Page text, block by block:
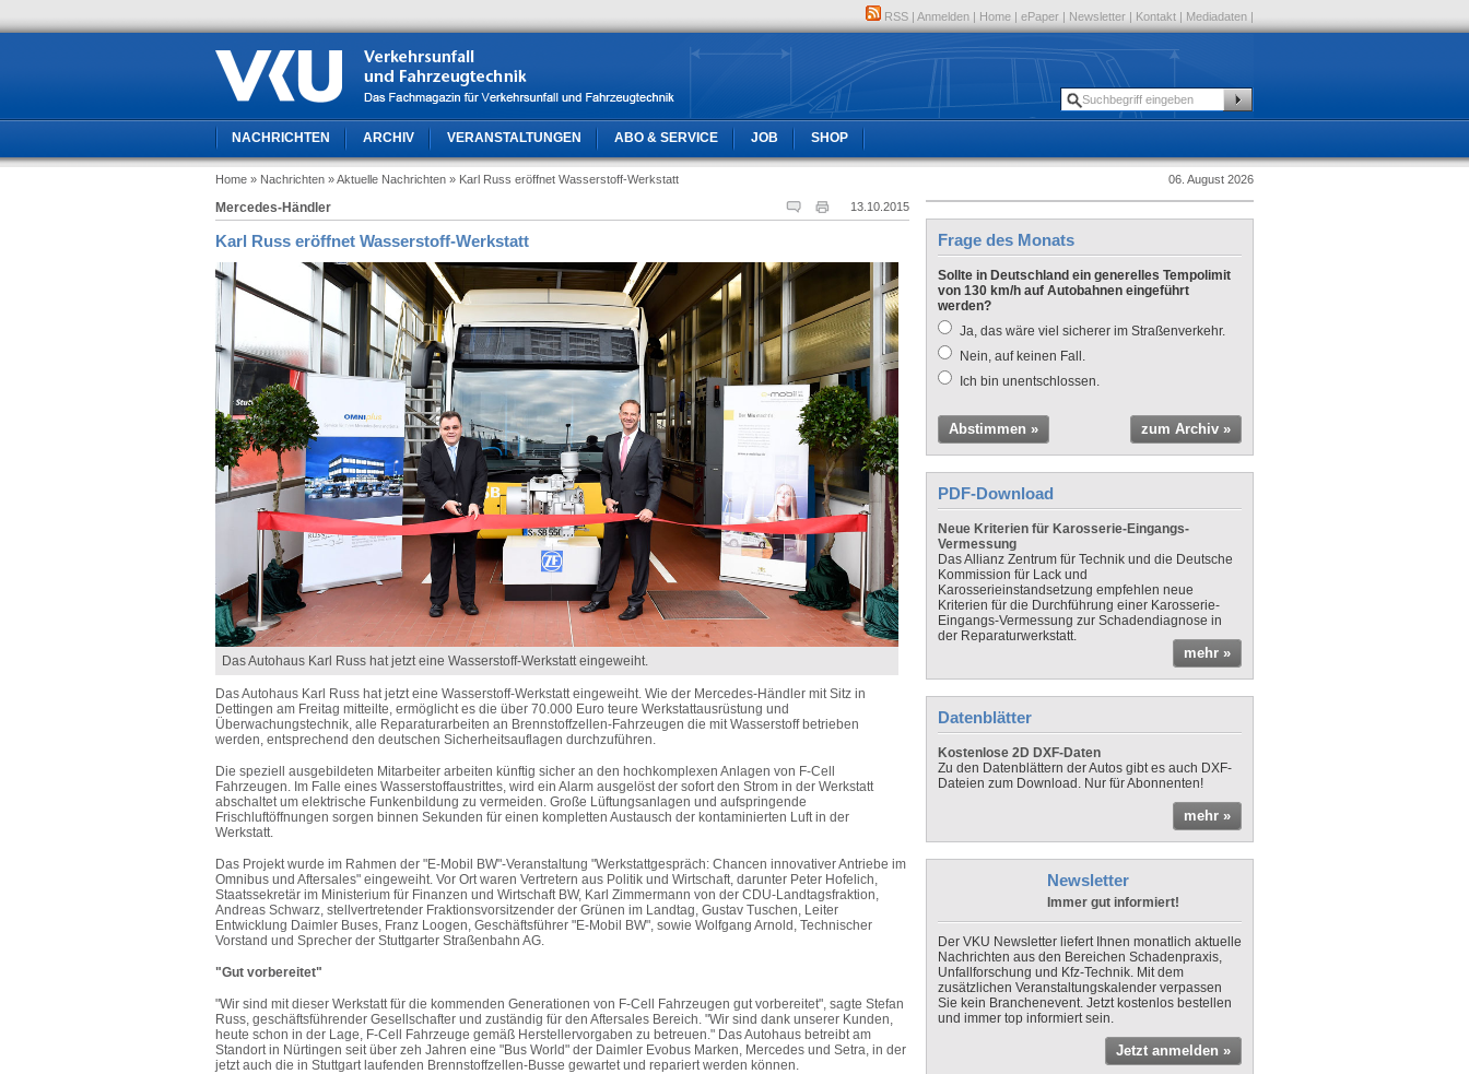
RSS | Anmelden | Home | ePaper | Newsletter | Kontakt | Mediadaten |
NACHRICHTEN ARCHIV VERANSTALTUNGEN ABO & SERVICE JOB SHOP
Home » Nachrichten » Aktuelle Nachrichten » Karl Russ eröffnet Wasserstoff-Werkstatt 06. August 2026
13.10.2015
Mercedes-Händler
Karl Russ eröffnet Wasserstoff-Werkstatt
Das Autohaus Karl Russ hat jetzt eine Wasserstoff-Werkstatt eingeweiht.
Das Autohaus Karl Russ hat jetzt eine Wasserstoff-Werkstatt eingeweiht. Wie der Mercedes-Händler mit Sitz in
Dettingen am Freitag mitteilte, ermöglicht es die über 70.000 Euro teure Werkstattausrüstung und
Überwachungstechnik, alle Reparaturarbeiten an Brennstoffzellen-Fahrzeugen die mit Wasserstoff betrieben
werden, entsprechend den deutschen Sicherheitsauflagen durchzuführen.
Die speziell ausgebildeten Mitarbeiter arbeiten künftig sicher an den hochkomplexen Anlagen von F-Cell
Fahrzeugen. Im Falle eines Wasserstoffaustrittes, wird ein Alarm ausgelöst der sofort den Strom in der Werkstatt
abschaltet um elektrische Funkenbildung zu vermeiden. Große Lüftungsanlagen und aufspringende
Frischluftöffnungen sorgen binnen Sekunden für einen kompletten Austausch der kontaminierten Luft in der
Werkstatt.
Das Projekt wurde im Rahmen der "E-Mobil BW"-Veranstaltung "Werkstattgespräch: Chancen innovativer Antriebe im
Omnibus und Aftersales" eingeweiht. Vor Ort waren Vertretern aus Politik und Wirtschaft, darunter Peter Hofelich,
Staatssekretär im Ministerium für Finanzen und Wirtschaft BW, Karl Zimmermann von der CDU-Landtagsfraktion,
Andreas Schwarz, stellvertretender Fraktionsvorsitzender der Grünen im Landtag, Gustav Tuschen, Leiter
Entwicklung Daimler Buses, Franz Loogen, Geschäftsführer "E-Mobil BW", sowie Wolfgang Arnold, Technischer
Vorstand und Sprecher der Stuttgarter Straßenbahn AG.
"Gut vorbereitet"
"Wir sind mit dieser Werkstatt für die kommenden Generationen von F-Cell Fahrzeugen gut vorbereitet", sagte Stefan
Russ, geschäftsführender Gesellschafter und zuständig für den Aftersales Bereich. "Wir sind dank unserer Kunden,
heute schon in der Lage, F-Cell Fahrzeuge gemäß Herstellervorgaben zu betreuen." Das Autohaus betreibt am
Standort in Nürtingen seit über zeh Jahren eine "Bus World" der Daimler Evobus Marken, Mercedes und Setra, in der
jetzt auch die in Stuttgart laufenden Brennstoffzellen-Busse gewartet und repariert werden können.
Frage des Monats
Sollte in Deutschland ein generelles Tempolimit
von 130 km/h auf Autobahnen eingeführt
werden?
Ja, das wäre viel sicherer im Straßenverkehr.
Nein, auf keinen Fall.
Ich bin unentschlossen.
Abstimmen » zum Archiv »
PDF-Download
Neue Kriterien für Karosserie-Eingangs-
Vermessung
Das Allianz Zentrum für Technik und die Deutsche
Kommission für Lack und
Karosserieinstandsetzung empfehlen neue
Kriterien für die Durchführung einer Karosserie-
Eingangs-Vermessung zur Schadendiagnose in
der Reparaturwerkstatt.
mehr »
Datenblätter
Kostenlose 2D DXF-Daten
Zu den Datenblättern der Autos gibt es auch DXF-
Dateien zum Download. Nur für Abonnenten!
mehr »
Newsletter
Immer gut informiert!
Der VKU Newsletter liefert Ihnen monatlich aktuelle
Nachrichten aus den Bereichen Schadenpraxis,
Unfallforschung und Kfz-Technik. Mit dem
zusätzlichen Veranstaltungskalender verpassen
Sie kein Branchenevent. Jetzt kostenlos bestellen
und immer top informiert sein.
Jetzt anmelden »